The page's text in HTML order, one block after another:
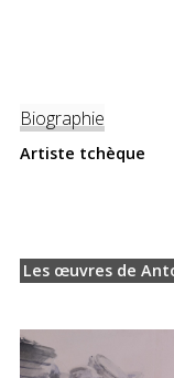
Biographie
Artiste tchèque
Les œuvres de